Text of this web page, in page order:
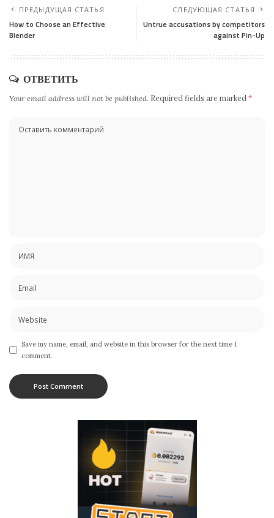
ПРЕДЫДУЩАЯ СТАТЬЯ
How to Choose an Effective
Blender
СЛЕДУЮЩАЯ СТАТЬЯ
Untrue accusations by competitors
against Pin-Up
ОТВЕТИТЬ
Your email address will not be published. Required fields are marked *
Save my name, email, and website in this browser for the next time I
comment.